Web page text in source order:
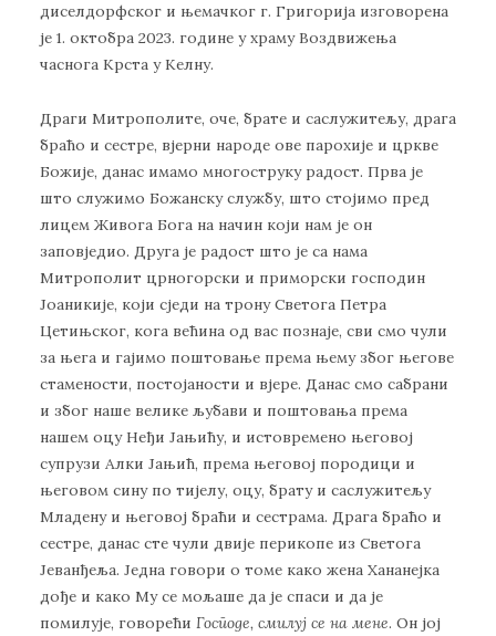
диселдорфског и њемачког г. Григорија изговорена
је 1. октобра 2023. године у храму Воздвижења
часнога Крста у Келну.
Драги Митрополите, оче, брате и саслужитељу, драга
браћо и сестре, вјерни народе ове парохије и цркве
Божије, данас имамо многоструку радост. Прва је
што служимо Божанску службу, што стојимо пред
лицем Живога Бога на начин који нам је он
заповједио. Друга је радост што је са нама
Митрополит црногорски и приморски господин
Јоаникије, који сједи на трону Светога Петра
Цетињског, кога већина од вас познаје, сви смо чули
за њега и гајимо поштовање према њему због његове
стамености, постојаности и вјере. Данас смо сабрани
и због наше велике љубави и поштовања према
нашем оцу Неђи Јањићу, и истовремено његовој
супрузи Алки Јањић, према његовој породици и
његовом сину по тијелу, оцу, брату и саслужитељу
Младену и његовој браћи и сестрама. Драга браћо и
сестре, данас сте чули двије перикопе из Светога
Јеванђеља. Једна говори о томе како жена Хананејка
дође и како Му се мољаше да је спаси и да је
помилује, говорећи Господе, смилуј се на мене. Он јој